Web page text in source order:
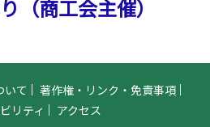
（商工会主催）
いて
著作権・リンク・免責事項
リティ
アクセス